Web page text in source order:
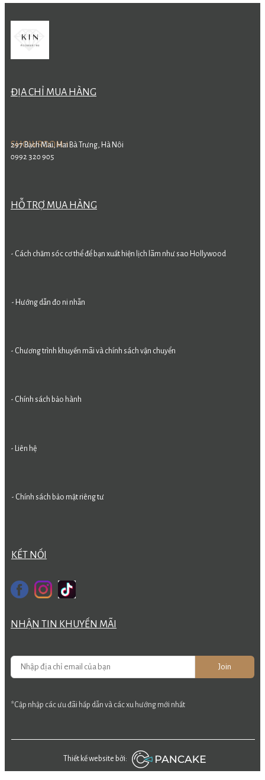
ĐỊA CHỈ MUA HÀNG
SHOWROOM 1
297 Bạch Mai, Hai Bà Trưng, Hà Nôi
0992 320 905
HỖ TRỢ MUA HÀNG
- Cách chăm sóc cơ thể để bạn xuất hiện lịch lãm như sao Hollywood
- Hướng dẫn đo ni nhẫn
- Chính sách bảo hành
- Chương trình khuyến mãi và chính sách vận chuyển
- Liên hệ
- Chính sách bảo mật riêng tư
Thiết kế website bởi:
KẾT NỐI
Join
NHẬN TIN KHUYẾN MÃI
*Cập nhập các ưu đãi hấp dẫn và các xu hướng mới nhất